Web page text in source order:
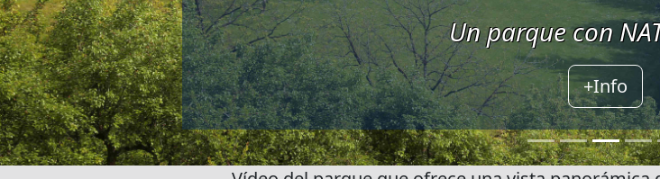
Un parque para
+Info